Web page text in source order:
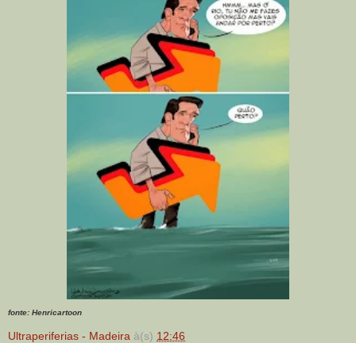
fonte: Henricartoon
Ultraperiferias - Madeira à(s) 12:46